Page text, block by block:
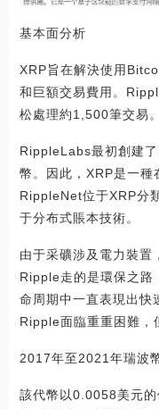
基本面分析
XRP旨在解決使用
和巨額交易費用。
松處理約1,500筆交易。
RippleLabs最初創建
幣。因此，XRP是一種
RippleNet位于XRP分
于分布式賬本技術。
由于采礦涉及電力裝置
Ripple走的是環保之路
命周期中一直表現出快
Ripple面臨重重困難，
2017年至2021年瑞波
該代幣以0.0058美元